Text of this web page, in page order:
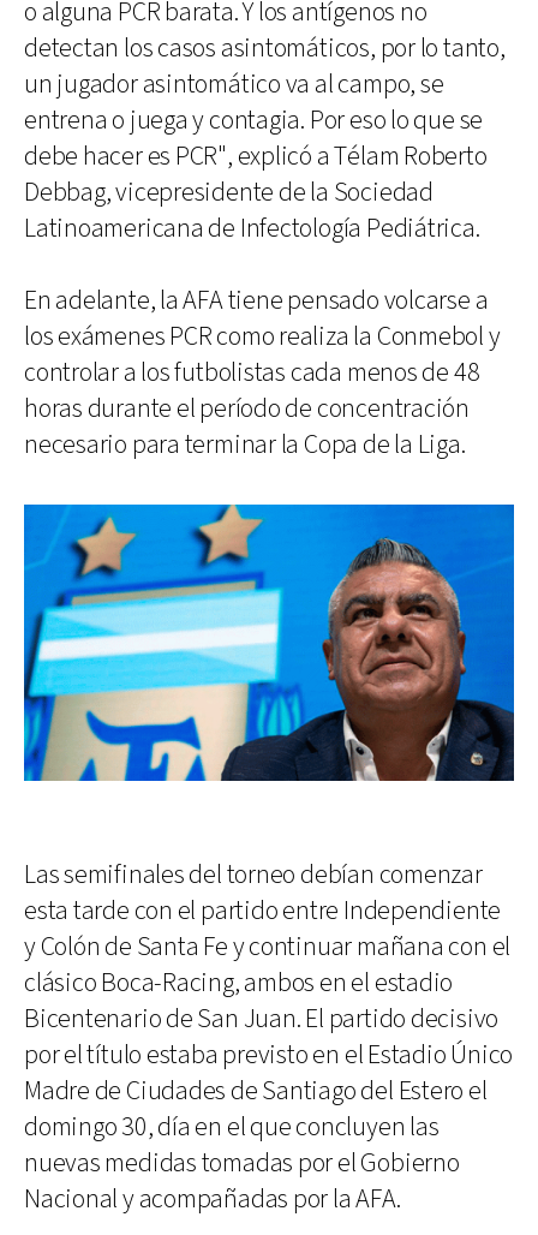
o alguna PCR barata. Y los antígenos no
detectan los casos asintomáticos, por lo tanto,
un jugador asintomático va al campo, se
entrena o juega y contagia. Por eso lo que se
debe hacer es PCR", explicó a Télam Roberto
Debbag, vicepresidente de la Sociedad
Latinoamericana de Infectología Pediátrica.
En adelante, la AFA tiene pensado volcarse a
los exámenes PCR como realiza la Conmebol y
controlar a los futbolistas cada menos de 48
horas durante el período de concentración
necesario para terminar la Copa de la Liga.
Las semifinales del torneo debían comenzar
esta tarde con el partido entre Independiente
y Colón de Santa Fe y continuar mañana con el
clásico Boca-Racing, ambos en el estadio
Bicentenario de San Juan. El partido decisivo
por el título estaba previsto en el Estadio Único
Madre de Ciudades de Santiago del Estero el
domingo 30, día en el que concluyen las
nuevas medidas tomadas por el Gobierno
Nacional y acompañadas por la AFA.